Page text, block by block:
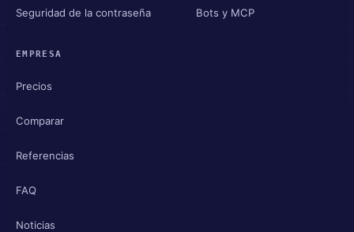
Seguridad de la contraseña Bots y MCP
EMPRESA
Precios
Comparar
Referencias
FAQ
Noticias